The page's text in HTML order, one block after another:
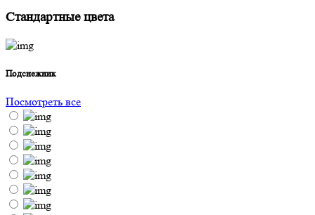
Стандартные цвета
Подснежник
Посмотреть все